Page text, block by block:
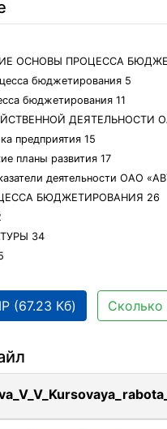
ОСНОВЫ ПРОЦЕССА
бюджетирования 5
бюджетирования 11
ДЕЯТЕЛЬНОСТИ
предприятия 15
планы развития 17
деятельности ОАО
БЮДЖЕТИРОВАНИЯ 26
34
(67.23 Кб) Сколько